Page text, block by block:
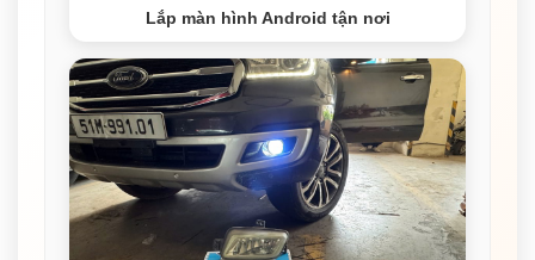
Lắp màn hình Android tận nơi